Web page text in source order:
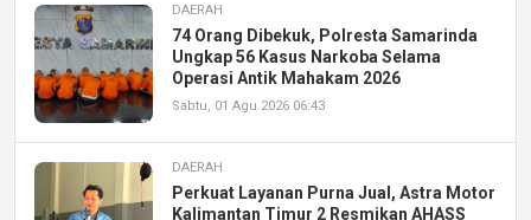
DAERAH
74 Orang Dibekuk, Polresta Samarinda
Ungkap 56 Kasus Narkoba Selama
Operasi Antik Mahakam 2026
Sabtu, 01 Agu 2026 06:43
DAERAH
Perkuat Layanan Purna Jual, Astra Motor
Kalimantan Timur 2 Resmikan AHASS